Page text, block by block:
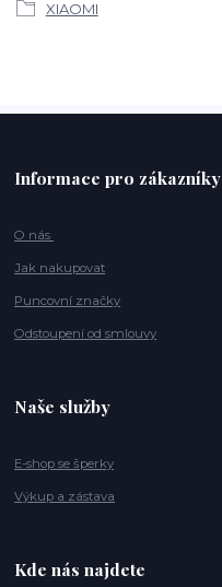
XIAOMI
Informace pro zákazníky
O nás
Jak nakupovat
Puncovní značky
Odstoupení od smlouvy
Naše služby
E-shop se šperky
Výkup a zástava
Kde nás najdete